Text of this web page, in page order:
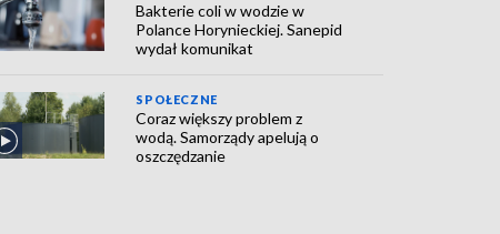
Bakterie coli w wodzie w
Polance Horynieckiej. Sanepid
wydał komunikat
SPOŁECZNE
Coraz większy problem z
wodą. Samorządy apelują o
oszczędzanie